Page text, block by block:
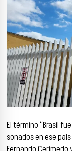
El término “Brasil
sonados en ese